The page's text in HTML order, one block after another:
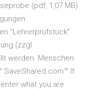
(pdf, 1,07 MB)
"Lehrerprüfstück"
(zzgl.
werden. Menschen
SaveShared.com™ If
what you are